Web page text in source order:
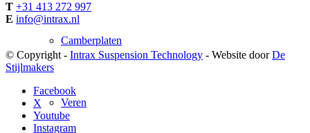
Camberplaten
Veren
T +31 413 272 997
E info@intrax.nl
© Copyright - Intrax Suspension Technology - Website doorDe
Stijlmakers
Facebook
X
Youtube
Instagram